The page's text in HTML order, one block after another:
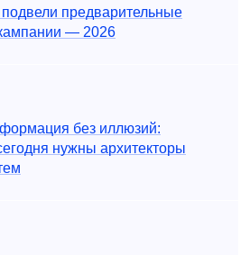
предварительные
— 2026
без иллюзий:
нужны архитекторы